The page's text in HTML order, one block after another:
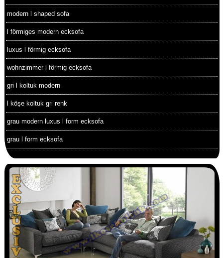
modern l shaped sofa
l förmiges modern ecksofa
luxus l förmig ecksofa
wohnzimmer l förmig ecksofa
gri l koltuk modern
l köşe koltuk gri renk
grau modern luxus l form ecksofa
grau l form ecksofa